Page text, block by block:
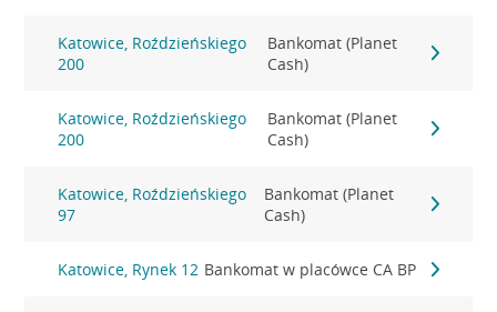
Katowice, Roździeńskiego
200
Bankomat (Planet
Cash)
Katowice, Roździeńskiego
200
Bankomat (Planet
Cash)
Katowice, Roździeńskiego
97
Bankomat (Planet
Cash)
Katowice, Rynek 12 Bankomat w placówce CA BP